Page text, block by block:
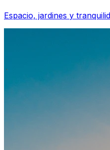
Espacio, jardines y